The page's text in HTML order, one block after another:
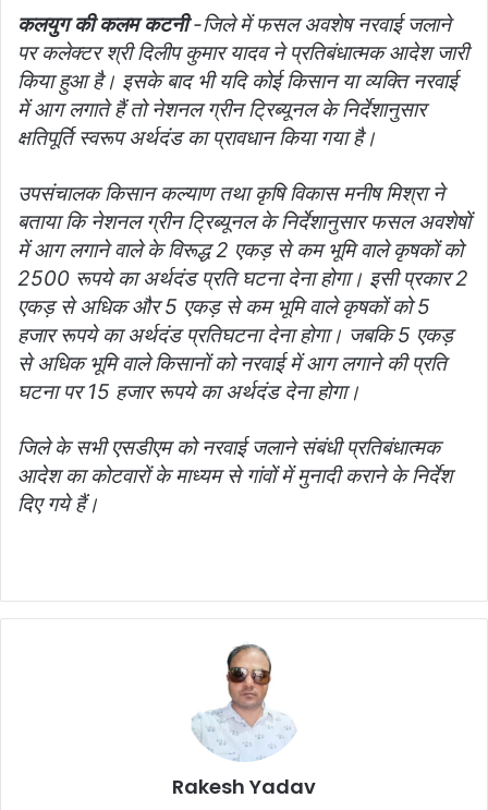
कलयुग की कलम कटनी-जिले में फसल अवशेष नरवाई जलाने
पर कलेक्‍टर श्री दिलीप कुमार यादव ने प्रतिबंधात्‍मक आदेश जारी
किया हुआ है। इसके बाद भी यदि कोई किसान या व्‍यक्ति नरवाई
में आग लगाते हैं तो नेशनल ग्रीन ट्रिब्‍यूनल के निर्देशानुसार
क्षतिपूर्ति स्‍वरूप अर्थदंड का प्रावधान किया गया है।
उपसंचालक किसान कल्‍याण तथा कृषि विकास मनीष मिश्रा ने
बताया कि नेशनल ग्रीन ट्रिब्‍यूनल के निर्देशानुसार फसल अवशेषों
में आग लगाने वाले के विरूद्ध 2 एकड़ से कम भूमि वाले कृषकों को
2500 रूपये का अर्थदंड प्रति घटना देना होगा। इसी प्रकार 2
एकड़ से अधिक और 5 एकड़ से कम भूमि वाले कृषकों को 5
हजार रूपये का अर्थदंड प्रतिघटना देना होगा। जबकि 5 एकड़
से अधिक भूमि वाले किसानों को नरवाई में आग लगाने की प्रति
घटना पर 15 हजार रूपये का अर्थदंड देना होगा।
जिले के सभी एसडीएम को नरवाई जलाने संबंधी प्रतिबंधात्‍मक
आदेश का कोटवारों के माध्‍यम से गांवों में मुनादी कराने के निर्देश
दिए गये हैं।
Rakesh Yadav